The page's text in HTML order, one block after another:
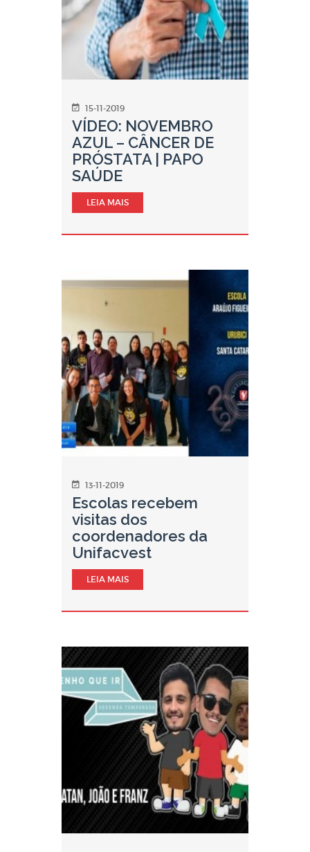
15-11-2019
VÍDEO: NOVEMBRO
AZUL – CÂNCER DE
PRÓSTATA | PAPO
SAÚDE
LEIA MAIS
13-11-2019
Escolas recebem
visitas dos
coordenadores da
Unifacvest
LEIA MAIS